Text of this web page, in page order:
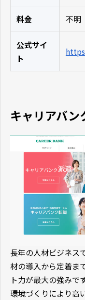
料金 不明
公式サイ
ト
キャリアバン
長年の人材ビジネス
材の導入から定着ま
ト力が最大の強みで
環境づくりにより高